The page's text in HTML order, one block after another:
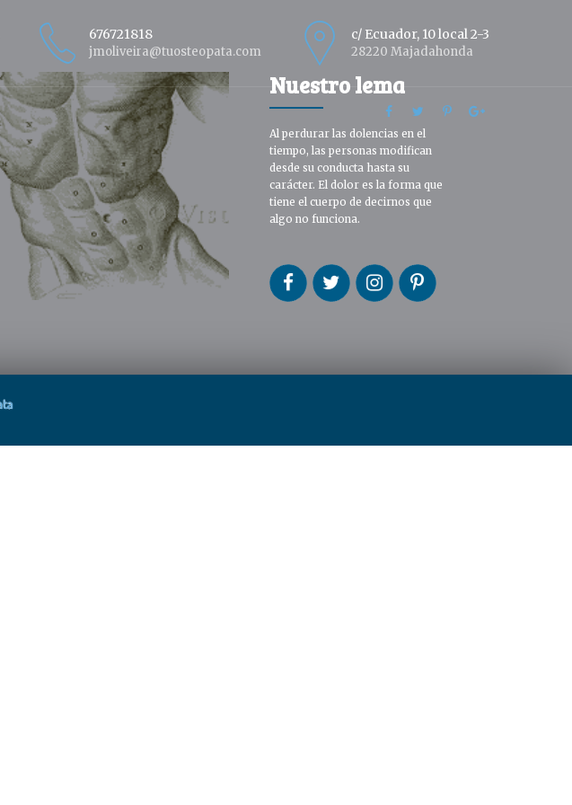
676721818
jmoliveira@tuosteopata.com
c/ Ecuador, 10 local 2-3
28220 Majadahonda
Nuestro lema
Al perdurar las dolencias en el
tiempo, las personas modifican
desde su conducta hasta su
carácter. El dolor es la forma que
tiene el cuerpo de decirnos que
algo no funciona.